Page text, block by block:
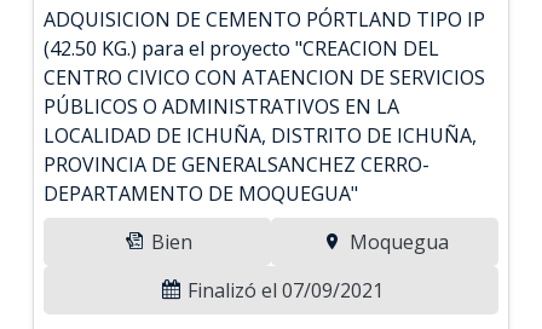
ADQUISICION DE CEMENTO PÓRTLAND TIPO IP
(42.50 KG.) para el proyecto "CREACION DEL
CENTRO CIVICO CON ATAENCION DE SERVICIOS
PÚBLICOS O ADMINISTRATIVOS EN LA
LOCALIDAD DE ICHUÑA, DISTRITO DE ICHUÑA,
PROVINCIA DE GENERALSANCHEZ CERRO-
DEPARTAMENTO DE MOQUEGUA"
Bien
Moquegua
Finalizó el 07/09/2021